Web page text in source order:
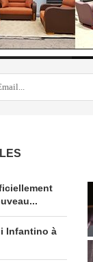
Infantino à